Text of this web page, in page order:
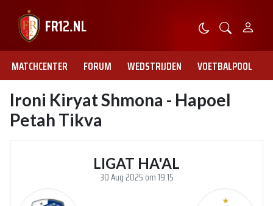
MATCHCENTER FORUM WEDSTRIJDEN VOETBALPOOL
Ironi Kiryat Shmona - Hapoel
Petah Tikva
LIGAT HA'AL
30 Aug 2025 om 19:15